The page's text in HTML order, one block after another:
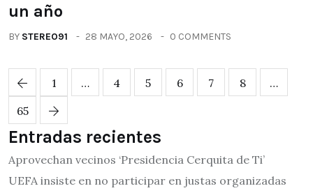
un año
BY STEREO91 28 MAYO, 2026 0 COMMENTS
1 … 4 5 6 7 8
…
65
Entradas recientes
Aprovechan vecinos ‘Presidencia Cerquita de Ti’
UEFA insiste en no participar en justas organizadas